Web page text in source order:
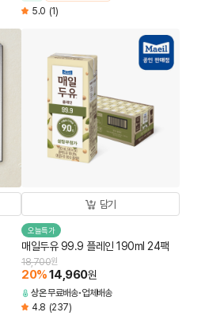
5.0 (1)
담기
오늘특가
매일두유 99.9 플레인 190ml 24팩
18,700원
20%14,960원
상온무료배송 업체배송
4.8 (237)